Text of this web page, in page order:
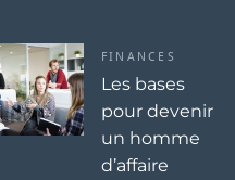
FINANCES
Les bases
pour devenir
un homme
d’affaire